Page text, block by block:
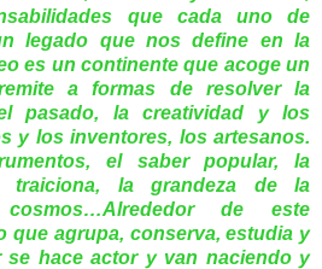
que cada uno de
legado que nos define en la
es un continente que acoge un
a formas de resolver la
pasado, la creatividad y los
y los inventores, los artesanos.
el saber popular, la
traiciona, la grandeza de la
de este
que agrupa, conserva, estudia y
se hace actor y van naciendo y